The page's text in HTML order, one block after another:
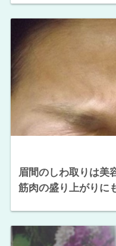
眉間のしわ取りは美
筋肉の盛り上がりに